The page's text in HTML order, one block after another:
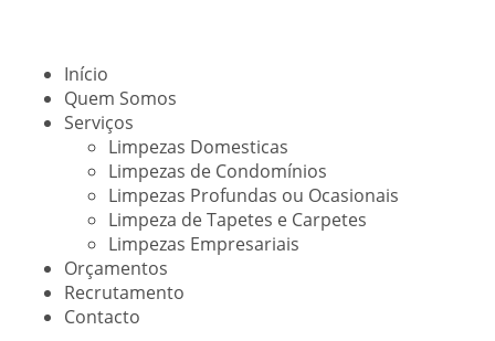
Início
Quem Somos
Serviços
Limpezas Domesticas
Limpezas de Condomínios
Limpezas Profundas ou Ocasionais
Limpeza de Tapetes e Carpetes
Limpezas Empresariais
Orçamentos
Recrutamento
Contacto